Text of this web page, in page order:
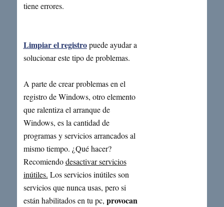
tiene errores.
Limpiar el registropuede ayudar a
solucionar este tipo de problemas.
A parte de crear problemas en el
registro de Windows, otro elemento
que ralentiza el arranque de
Windows, es la cantidad de
programas y servicios arrancados al
mismo tiempo. ¿Qué hacer?
Recomiendodesactivar servicios
inútiles. Los servicios inútiles son
servicios que nunca usas, pero si
están habilitados en tu pc, provocan